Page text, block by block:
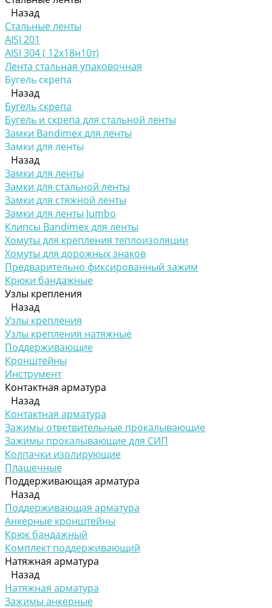
Назад
Стальные ленты
AISI 201
AISI 304 ( 12х18н10т)
Лента стальная упаковочная
Бугель скрепа
Назад
Бугель скрепа
Бугель и скрепа для стальной ленты
Замки Bandimex для ленты
Замки для ленты
Назад
Замки для ленты
Замки для стальной ленты
Замки для стяжной ленты
Замки для ленты Jumbo
Клипсы Bandimex для ленты
Хомуты для крепления теплоизоляции
Хомуты для дорожных знаков
Предварительно фиксированный зажим
Крюки бандажные
Узлы крепления
Назад
Узлы крепления
Узлы крепления натяжные
Поддерживающие
Кронштейны
Инструмент
Контактная арматура
Назад
Контактная арматура
Зажимы ответвительные прокалывающие
Зажимы прокалывающие для СИП
Колпачки изолирующие
Плашечные
Поддерживающая арматура
Назад
Поддерживающая арматура
Анкерные кронштейны
Крюк бандажный
Комплект поддерживающий
Натяжная арматура
Назад
Натяжная арматура
Зажимы анкерные